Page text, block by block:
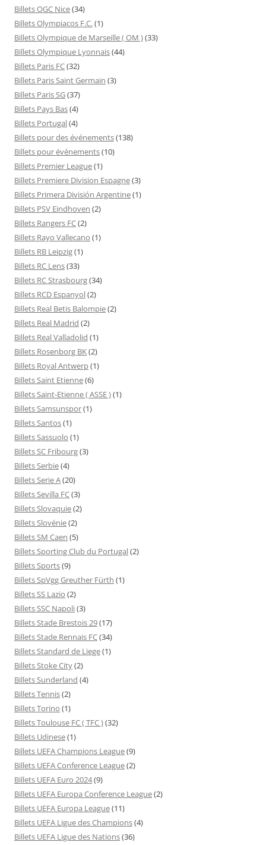
Billets OGC Nice(34)
Billets Olympiacos F.C.(1)
Billets Olympique de Marseille ( OM )(33)
Billets Olympique Lyonnais(44)
Billets Paris FC(32)
Billets Paris Saint Germain (3)
Billets Paris SG(37)
Billets Pays Bas(4)
Billets Portugal(4)
Billets pour des événements(138)
Billets pour événements(10)
Billets Premier League(1)
Billets Premiere Division Espagne(3)
Billets Primera División Argentine(1)
Billets PSV Eindhoven (2)
Billets Rangers FC(2)
Billets Rayo Vallecano (1)
Billets RB Leipzig(1)
Billets RC Lens(33)
Billets RC Strasbourg(34)
Billets RCD Espanyol(2)
Billets Real Betis Balompie(2)
Billets Real Madrid (2)
Billets Real Valladolid (1)
Billets Rosenborg BK(2)
Billets Royal Antwerp(1)
Billets Saint Etienne(6)
Billets Saint-Etienne ( ASSE )(1)
Billets Samsunspor(1)
Billets Santos(1)
Billets Sassuolo (1)
Billets SC Fribourg(3)
Billets Serbie(4)
Billets Serie A(20)
Billets Sevilla FC(3)
Billets Slovaquie(2)
Billets Slovénie(2)
Billets SM Caen (5)
Billets Sporting Club du Portugal(2)
Billets Sports(9)
Billets SpVgg Greuther Fürth (1)
Billets SS Lazio (2)
Billets SSC Napoli(3)
Billets Stade Brestois 29(17)
Billets Stade Rennais FC(34)
Billets Standard de Liege(1)
Billets Stoke City(2)
Billets Sunderland (4)
Billets Tennis(2)
Billets Torino (1)
Billets Toulouse FC ( TFC )(32)
Billets Udinese(1)
Billets UEFA Champions League(9)
Billets UEFA Conference League(2)
Billets UEFA Euro 2024(9)
Billets UEFA Europa Conference League(2)
Billets UEFA Europa League(11)
Billets UEFA Ligue des Champions(4)
Billets UEFA Ligue des Nations(36)